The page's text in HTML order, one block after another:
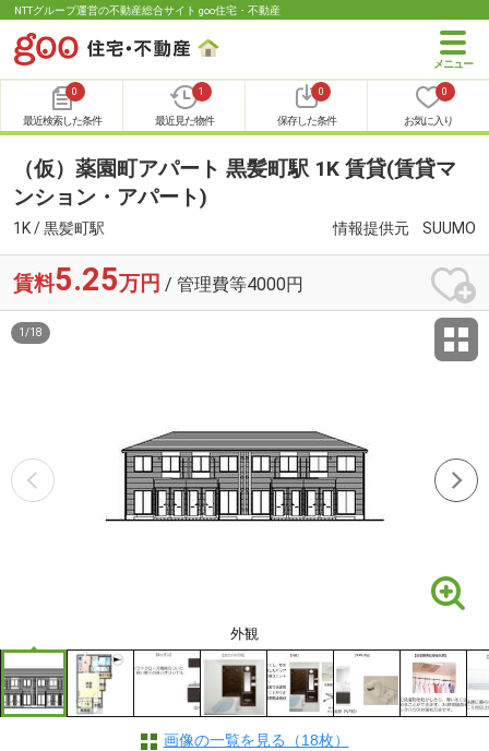
NTTグループ運営の不動産総合サイト goo住宅・不動産
0
最近検索した条件
1
最近見た物件
0
保存した条件
0
お気に入り
（仮）薬園町アパート 黒髪町駅 1K 賃貸(賃貸マ
ンション・アパート)
1K / 黒髪町駅 情報提供元 SUUMO
賃料5.25万円 / 管理費等4000円
外観
1 /18
画像の一覧を見る（18枚）